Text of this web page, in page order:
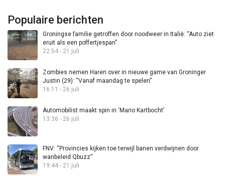
Populaire berichten
Groningse familie getroffen door noodweer in Italië: “Auto ziet
eruit als een poffertjespan”
22:54 - 21 juli
Zombies nemen Haren over in nieuwe game van Groninger
Justin (29): “Vanaf maandag te spelen”
16:11 - 26 juli
Automobilist maakt spin in ‘Mario Kartbocht’
13:36 - 26 juli
FNV: “Provincies kijken toe terwijl banen verdwijnen door
wanbeleid Qbuzz”
19:44 - 21 juli